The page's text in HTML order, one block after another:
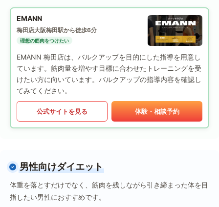
EMANN
梅田店大阪梅田駅から徒歩6分
理想の筋肉をつけたい
EMANN 梅田店は、バルクアップを目的にした指導を用意し
ています。筋肉量を増やす目標に合わせたトレーニングを受
けたい方に向いています。バルクアップの指導内容を確認し
てみてください。
公式サイトを見る 体験・相談予約
男性向けダイエット
体重を落とすだけでなく、筋肉を残しながら引き締まった体を目
指したい男性におすすめです。